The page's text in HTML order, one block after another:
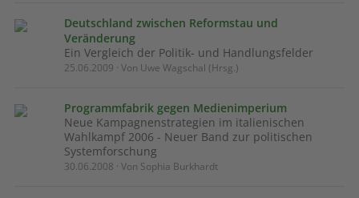
Deutschland zwischen Reformstau und
Veränderung
Ein Vergleich der Politik- und Handlungsfelder
25.06.2009 · Von Uwe Wagschal (Hrsg.)
Programmfabrik gegen Medienimperium
Neue Kampagnenstrategien im italienischen
Wahlkampf 2006 - Neuer Band zur politischen
Systemforschung
30.06.2008 · Von Sophia Burkhardt